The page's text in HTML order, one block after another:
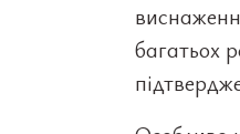
багатьох